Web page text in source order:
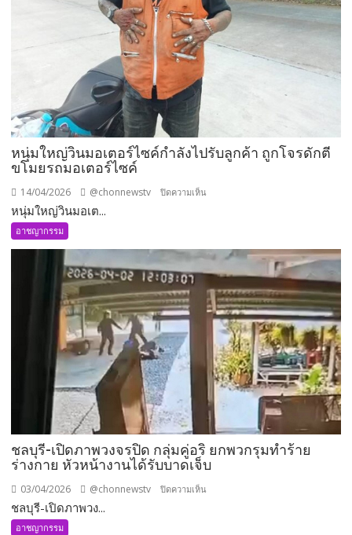
ร้าน
แอร์
ดู
หนุ่มใหญ่วินมอเตอร์ไซค์กำลังไปรับลูกค้า ถูกโจรดักตี
ขโมยรถมอเตอร์ไซค์
14/04/2026 @chonnewstv ปิดความเห็น
มอเตอร์ไซค์
กำลัง
ไป
รับ
ลูกค้า
ถูก
โจร
ดัก
ตี
ขโมย
รถ
มอเตอร์ไซค์
หนุ่มใหญ่วินมอเต...
อาชญากรรม
ชลบุรี-เปิดภาพวงจรปิด กลุ่มคู่อริ ยกพวกรุมทำร้าย
ร่างกาย หัวหน้างานได้รับบาดเจ็บ
03/04/2026 @chonnewstv ปิดความเห็น
ชลบุรี-เปิดภาพวง...
อาชญากรรม